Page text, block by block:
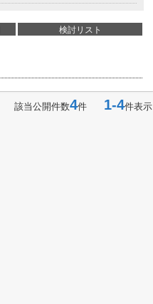
検討リスト
該当公開件数4件 1-4件表示